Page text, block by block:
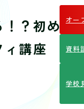
オー
資料
学校
？初め
ィ講座